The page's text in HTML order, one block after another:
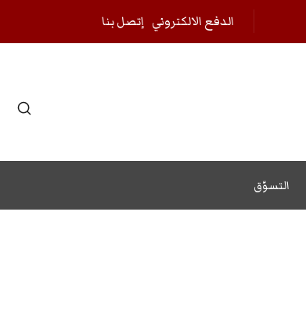
إتصل بنا الدفع الالكتروني
التسوّق